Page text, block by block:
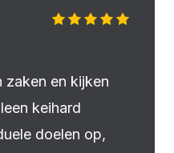
zaken en kijken
keihard
doelen op,